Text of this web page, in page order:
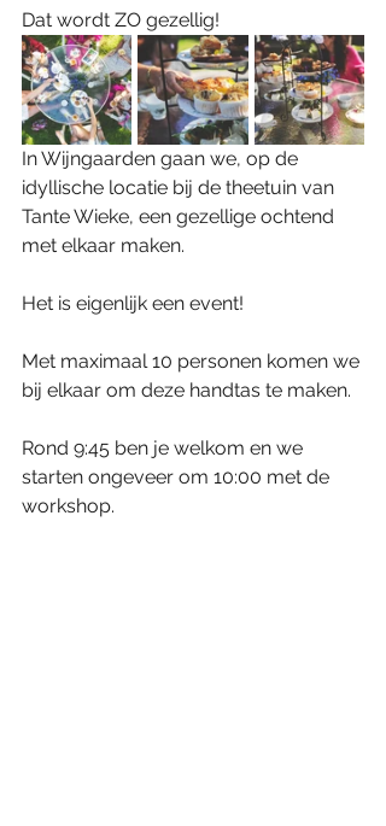
Dat wordt ZO gezellig!
In Wijngaarden gaan we, op de
idyllische locatie bij de theetuin van
Tante Wieke, een gezellige ochtend
met elkaar maken.
Het is eigenlijk een event!
Met maximaal 10 personen komen we
bij elkaar om deze handtas te maken.
Rond 9:45 ben je welkom en we
starten ongeveer om 10:00 met de
workshop.